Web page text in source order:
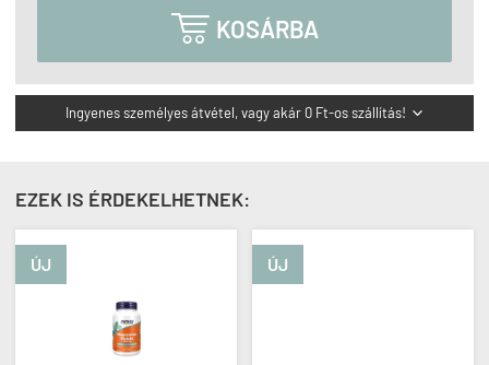
 KOSÁRBA
Ingyenes személyes átvétel, vagy akár 0 Ft-os szállítás! 
EZEK IS ÉRDEKELHETNEK:
ÚJ ÚJ